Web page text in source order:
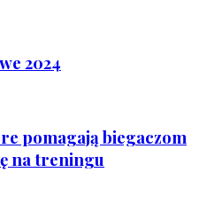
2024
pomagają biegaczom
na treningu